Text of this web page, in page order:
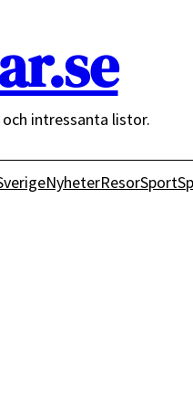
intressanta listor.
NyheterResorSport